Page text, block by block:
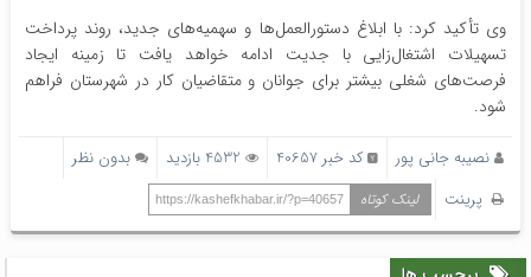
وی تأکید کرد: با ابلاغ دستورالعمل‌ها و سهمیه‌های جدید، روند پرداخت
تسهیلات اشتغال‌زایی با جدیت ادامه خواهد یافت تا زمینه ایجاد
فرصت‌های شغلی بیشتر برای جوانان و متقاضیان کار در شهرستان فراهم
شود.
نصیبه جانی پور کد خبر 40657 4532 بازدید
بدون نظر
پرینت
لینک کوتاه https://kashefkhabar.ir/?p=40657